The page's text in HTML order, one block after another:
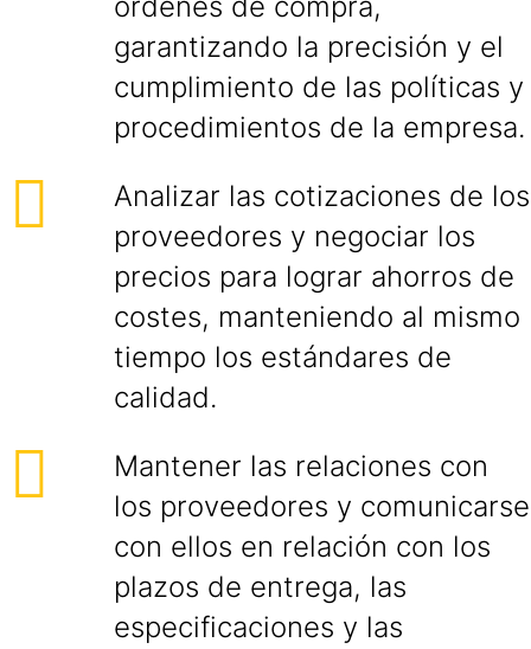
garantizando la precisión y el
cumplimiento de las políticas y
procedimientos de la empresa.
Analizar las cotizaciones de los
proveedores y negociar los
precios para lograr ahorros de
costes, manteniendo al mismo
tiempo los estándares de
calidad.
Mantener las relaciones con
los proveedores y comunicarse
con ellos en relación con los
plazos de entrega, las
especificaciones y las